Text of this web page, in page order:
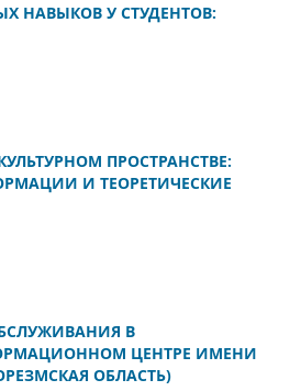
НАВЫКОВ У СТУДЕНТОВ:
ПРОСТРАНСТВЕ:
И ТЕОРЕТИЧЕСКИЕ
В
ЦЕНТРЕ ИМЕНИ
ОБЛАСТЬ)